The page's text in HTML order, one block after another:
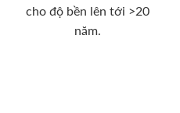
cho độ bền lên tới >20
năm.